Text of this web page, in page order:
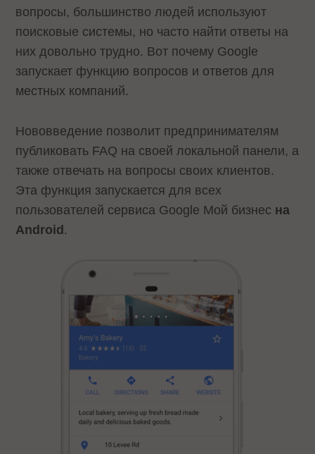
вопросы, большинство людей используют
поисковые системы, но часто найти ответы на
них довольно трудно. Вот почему Google
запускает функцию вопросов и ответов для
местных компаний.
Нововведение позволит предпринимателям
публиковать FAQ на своей локальной панели, а
также отвечать на вопросы своих клиентов.
Эта функция запускается для всех
пользователей сервиса Google Мой бизнес на
Android.